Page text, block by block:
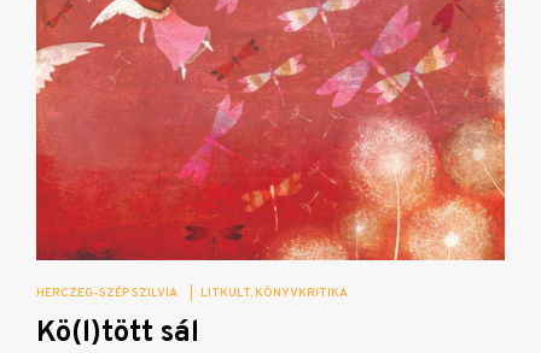
HERCZEG-SZÉP SZILVIA LITKULT KÖNYVKRITIKA
Kö(l)tött sál